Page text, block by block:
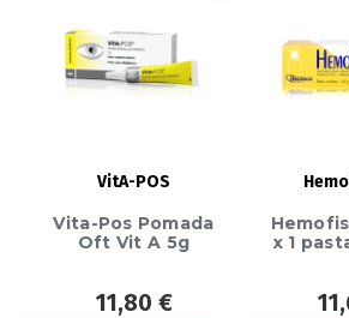
VitA-POS
Vita-Pos Pomada
Oft Vit A 5g
11,80 €
x 1